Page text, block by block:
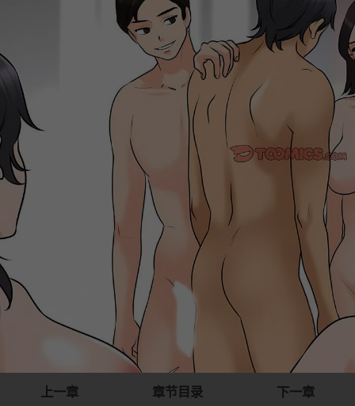
上一章 章节目录 下一章